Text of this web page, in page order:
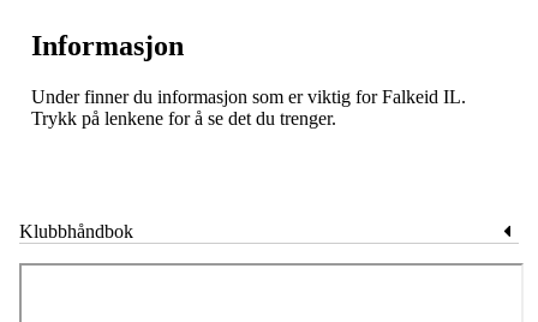
Informasjon
Under finner du informasjon som er viktig for Falkeid IL.
Trykk på lenkene for å se det du trenger.
Klubbhåndbok